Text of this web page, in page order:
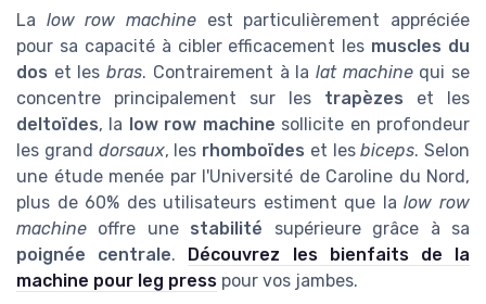
La low row machine est particulièrement appréciée
pour sa capacité à cibler efficacement les muscles du
dos et lesbras. Contrairement à la lat machinequi se
concentre principalement sur les trapèzes et les
deltoïdes, la low row machine sollicite en profondeur
les grand dorsaux, les rhomboïdes et lesbiceps. Selon
une étude menée par l'Université de Caroline du Nord,
plus de 60% des utilisateurs estiment que lalow row
machine offre une stabilité supérieure grâce à sa
poignée centrale. Découvrez les bienfaits de la
machine pour leg press pour vos jambes.